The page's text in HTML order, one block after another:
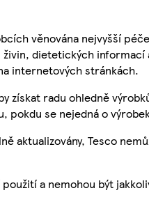
věnována nejvyšší
dietetických
internetových stránkách.
získat radu ohledně
pokdu se nejedná o
aktualizovány, Tesco
a nemohou být